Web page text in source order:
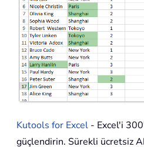
Kutools for Excel - Excel'i
güçlendirin. Sürekli ücretsiz